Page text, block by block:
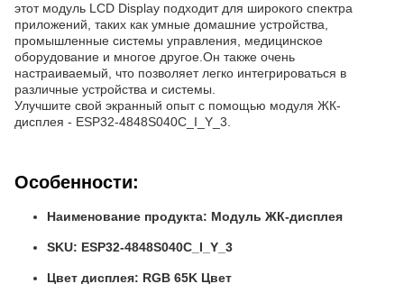
этот модуль LCD Display подходит для широкого спектра
приложений, таких как умные домашние устройства,
промышленные системы управления, медицинское
оборудование и многое другое.Он также очень
настраиваемый, что позволяет легко интегрироваться в
различные устройства и системы.
Улучшите свой экранный опыт с помощью модуля ЖК-
дисплея - ESP32-4848S040C_I_Y_3.
Особенности:
Наименование продукта: Модуль ЖК-дисплея
SKU: ESP32-4848S040C_I_Y_3
Цвет дисплея: RGB 65K Цвет